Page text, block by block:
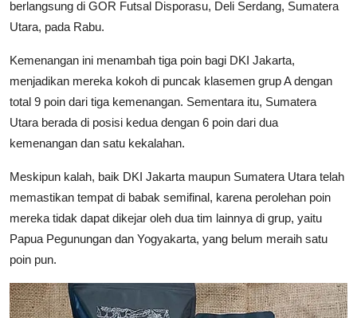
berlangsung di GOR Futsal Disporasu, Deli Serdang, Sumatera
Utara, pada Rabu.
Kemenangan ini menambah tiga poin bagi DKI Jakarta,
menjadikan mereka kokoh di puncak klasemen grup A dengan
total 9 poin dari tiga kemenangan. Sementara itu, Sumatera
Utara berada di posisi kedua dengan 6 poin dari dua
kemenangan dan satu kekalahan.
Meskipun kalah, baik DKI Jakarta maupun Sumatera Utara telah
memastikan tempat di babak semifinal, karena perolehan poin
mereka tidak dapat dikejar oleh dua tim lainnya di grup, yaitu
Papua Pegunungan dan Yogyakarta, yang belum meraih satu
poin pun.